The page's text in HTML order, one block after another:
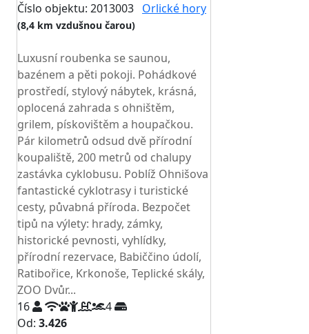
Číslo objektu: 2013003 Orlické hory
(8,4 km vzdušnou čarou)
Luxusní roubenka se saunou,
bazénem a pěti pokoji. Pohádkové
prostředí, stylový nábytek, krásná,
oplocená zahrada s ohništěm,
grilem, pískovištěm a houpačkou.
Pár kilometrů odsud dvě přírodní
koupaliště, 200 metrů od chalupy
zastávka cyklobusu. Poblíž Ohnišova
fantastické cyklotrasy i turistické
cesty, půvabná příroda. Bezpočet
tipů na výlety: hrady, zámky,
historické pevnosti, vyhlídky,
přírodní rezervace, Babiččino údolí,
Ratibořice, Krkonoše, Teplické skály,
ZOO Dvůr...
16
4
Od: 3.426